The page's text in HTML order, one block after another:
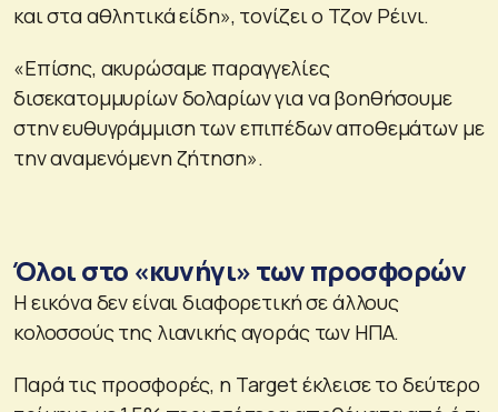
και στα αθλητικά είδη», τονίζει ο Τζον Ρέινι.
«Επίσης, ακυρώσαμε παραγγελίες
δισεκατομμυρίων δολαρίων για να βοηθήσουμε
στην ευθυγράμμιση των επιπέδων αποθεμάτων με
την αναμενόμενη ζήτηση».
Όλοι στο «κυνήγι» των προσφορών
Η εικόνα δεν είναι διαφορετική σε άλλους
κολοσσούς της λιανικής αγοράς των ΗΠΑ.
Παρά τις προσφορές, η Target έκλεισε το δεύτερο